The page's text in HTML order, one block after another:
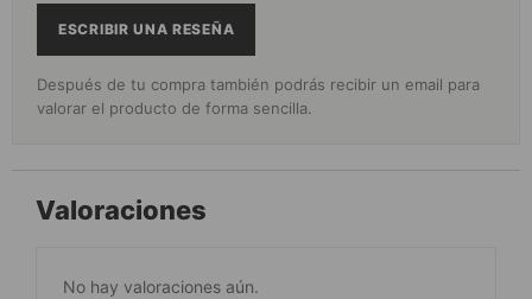
ESCRIBIR UNA RESEÑA
Después de tu compra también podrás recibir un email para
valorar el producto de forma sencilla.
Valoraciones
No hay valoraciones aún.